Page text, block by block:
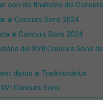
són els finalistes del
al Concurs Sons 2024
al Concurs Sons 2024
del XVII Concurs Sons
dijous al Tradicionàrius
Concurs Sons